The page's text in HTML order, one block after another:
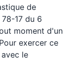
de
17 du 6
moment d'un
exercer ce
le